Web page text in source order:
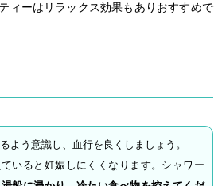
ィーはリラックス効果もありおすすめで
よう意識し、血行を良くしましょう。
いると妊娠しにくくなります。シャワー